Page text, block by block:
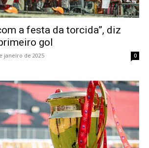
a festa da torcida”, diz
gol
janeiro de 2025 0